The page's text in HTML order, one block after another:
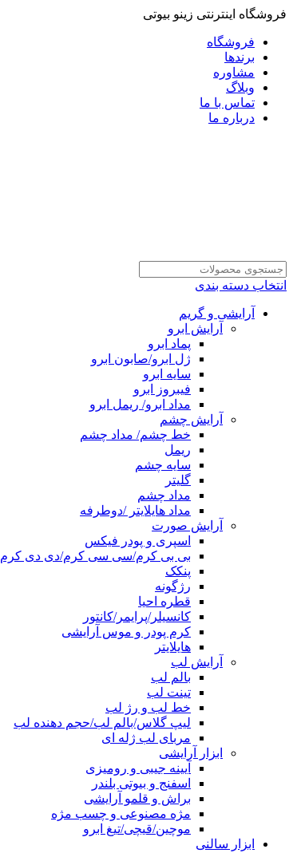
فروشگاه اینترنتی زینو بیوتی
فروشگاه
برندها
مشاوره
وبلاگ
تماس با ما
درباره ما
انتخاب دسته بندی
آرایشی و گریم
آرایش ابرو
پماد ابرو
ژل ابرو/صابون ابرو
سایه ابرو
فیبروز ابرو
مداد ابرو/ ریمل ابرو
آرایش چشم
خط چشم/ مداد چشم
ریمل
سایه چشم
گلیتر
مداد چشم
مداد هایلایتر /دوطرفه
آرایش صورت
اسپری و پودر فیکس
بی بی کرم/سی سی کرم/دی دی کرم
پنکک
رژگونه
قطره احیا
کانسیلر/پرایمر/کانتور
کرم پودر و موس آرایشی
هایلایتر
آرایش لب
بالم لب
تینت لب
خط لب و رژ لب
لیپ گلاس/بالم لب/حجم دهنده لب
مربای لب ژله ای
ابزار آرایشی
آیینه جیبی و رومیزی
اسفنج و بیوتی بلندر
براش و قلمو آرایشی
مژه مصنوعی و چسب مژه
موچین/قیچی/تیغ ابرو
ابزار سالنی